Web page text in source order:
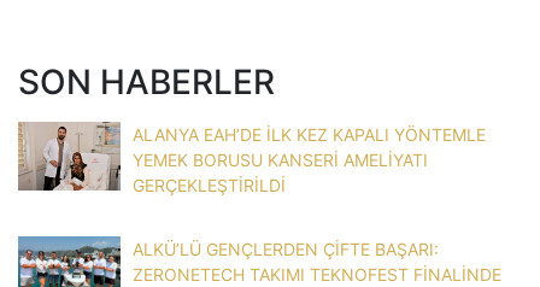
SON HABERLER
ALANYA EAH’DE İLK KEZ KAPALI YÖNTEMLE
YEMEK BORUSU KANSERİ AMELİYATI
GERÇEKLEŞTİRİLDİ
ALKÜ’LÜ GENÇLERDEN ÇİFTE BAŞARI:
ZERONETECH TAKIMI TEKNOFEST FİNALİNDE